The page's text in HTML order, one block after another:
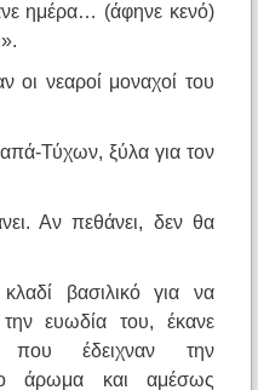
ημέρα… (άφηνε κενό)
οι νεαροί μοναχοί του
Τύχων, ξύλα για τον
Αν πεθάνει, δεν θα
βασιλικό για να
ευωδία του, έκανε
που έδειχναν την
άρωμα και αμέσως